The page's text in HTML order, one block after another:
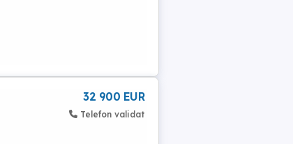
32 900 EUR
Telefon validat